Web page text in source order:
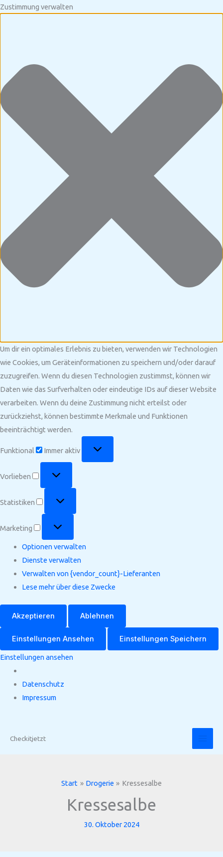
Zustimmung verwalten
Um dir ein optimales Erlebnis zu bieten, verwenden wir Technologien
wie Cookies, um Geräteinformationen zu speichern und/oder darauf
zuzugreifen. Wenn du diesen Technologien zustimmst, können wir
Daten wie das Surfverhalten oder eindeutige IDs auf dieser Website
verarbeiten. Wenn du deine Zustimmung nicht erteilst oder
zurückziehst, können bestimmte Merkmale und Funktionen
beeinträchtigt werden.
Funktional
Immer aktiv
Vorlieben
Statistiken
Marketing
Optionen verwalten
Dienste verwalten
Verwalten von {vendor_count}-Lieferanten
Lese mehr über diese Zwecke
Akzeptieren Ablehnen
Einstellungen Ansehen Einstellungen Speichern
Einstellungen ansehen
Datenschutz
Impressum
InhaltCheckitjetzt
Start Drogerie Kressesalbe
Kressesalbe
30. Oktober 2024